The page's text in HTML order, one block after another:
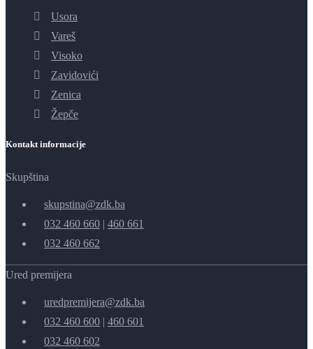
Usora
Vareš
Visoko
Zavidovići
Zenica
Žepče
Kontakt informacije
Skupština
skupstina@zdk.ba
032 460 660 | 460 661
032 460 662
Ured premijera
uredpremijera@zdk.ba
032 460 600 | 460 601
032 460 602